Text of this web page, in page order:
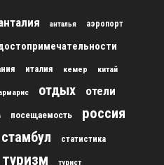
анталья аэропорт
италия кемер китай
отдых
отели
посещаемость россия
стамбул статистика
туризм турист